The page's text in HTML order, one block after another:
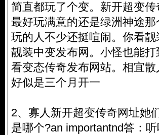
简直都玩了个变。新开超变
最好玩满意的还是绿洲神途
玩的人不少还挺喧闹。你看
靓装中变发布网。小怪也能
看变态传奇发布网站。相宜
好似是三个月开一
2、寡人新开超变传奇网址她
是哪个?an importantnd答：